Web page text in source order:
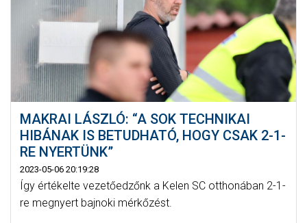
MAKRAI LÁSZLÓ: “A SOK TECHNIKAI
HIBÁNAK IS BETUDHATÓ, HOGY CSAK 2-1-
RE NYERTÜNK”
2023-05-06 20:19:28
Így értékelte vezetőedzőnk a Kelen SC otthonában 2-1-
re megnyert bajnoki mérkőzést.